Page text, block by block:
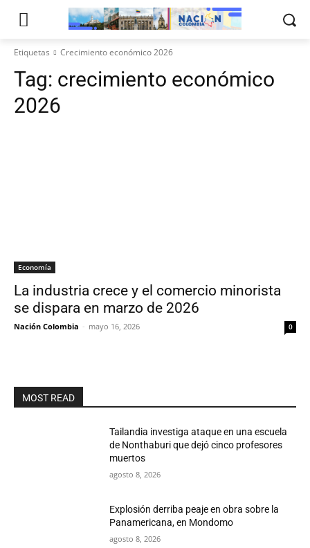
Etiquetas Crecimiento económico 2026
Tag: crecimiento económico
2026
Economía
La industria crece y el comercio minorista
se dispara en marzo de 2026
Nación Colombia - mayo 16, 2026 0
MOST READ
Tailandia investiga ataque en una escuela
de Nonthaburi que dejó cinco profesores
muertos
agosto 8, 2026
Explosión derriba peaje en obra sobre la
Panamericana, en Mondomo
agosto 8, 2026